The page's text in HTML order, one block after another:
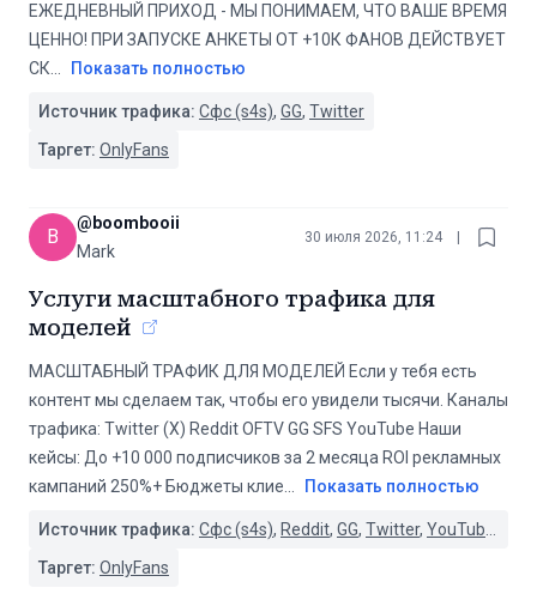
ЕЖЕДНЕВНЫЙ ПРИХОД - МЫ ПОНИМАЕМ, ЧТО ВАШЕ ВРЕМЯ
ЦЕННО! ПРИ ЗАПУСКЕ АНКЕТЫ ОТ +10К ФАНОВ ДЕЙСТВУЕТ
СК
Показать полностью
Источник трафика: Сфс (s4s), GG, Twitter
Таргет: OnlyFans
B
@ boombooii
Mark
30 июля 2026, 11:24
Услуги масштабного трафика для
моделей
МАСШТАБНЫЙ ТРАФИК ДЛЯ МОДЕЛЕЙ Если у тебя есть
контент мы сделаем так, чтобы его увидели тысячи. Каналы
трафика: Twitter (X) Reddit OFTV GG SFS YouTube Наши
кейсы: До +10 000 подписчиков за 2 месяца ROI рекламных
кампаний 250%+ Бюджеты клие
Показать полностью
Источник трафика: Сфс (s4s), Reddit, GG, Twitter, YouTube
Таргет: OnlyFans